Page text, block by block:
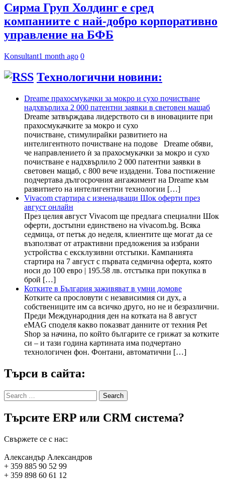
Сирма Груп Холдинг е сред
компаниите с най-добро корпоративно
управление на БФБ
Konsultant1 month ago 0
Технологични новини:
Dreame прахосмукачки за мокро и сухо почистване
надхвърлиха 2 000 патентни заявки в световен мащаб
Dreame затвърждава лидерството си в иновациите при
прахосмукачките за мокро и сухо
почистване, стимулирайки развитието на
интелигентното почистване на подове Dreame обяви,
че направлението ѝ за прахосмукачки за мокро и сухо
почистване е надхвърлило 2 000 патентни заявки в
световен мащаб, с 800 вече издадени. Това постижение
подчертава дългосрочния ангажимент на Dreame към
развитието на интелигентни технологии […]
Vivacom стартира с изненадващи Шок оферти през
август онлайн
През целия август Vivacom ще предлага специални Шок
оферти, достъпни единствено на vivacom.bg. Всяка
седмица, от петък до неделя, клиентите ще могат да се
възползват от атрактивни предложения за избрани
устройства с ексклузивни отстъпки. Кампанията
стартира на 7 август с първата седмична оферта, която
носи до 100 евро | 195.58 лв. отстъпка при покупка в
брой […]
Котките в България заживяват в умни домове
Котките са прословути с независимия си дух, а
собствениците им са всичко друго, но не и безразлични.
Преди Международния ден на котката на 8 август
eMAG споделя какво показват данните от техния Pet
Shop за начина, по който българите се грижат за котките
си – и тази година картината има подчертано
технологичен фон. Фонтани, автоматични […]
Търси в сайта:
Search
for:
Търсите ERP или CRM система?
Свържете се с нас:
Александър Александров
+ 359 885 90 52 99
+ 359 898 60 61 12